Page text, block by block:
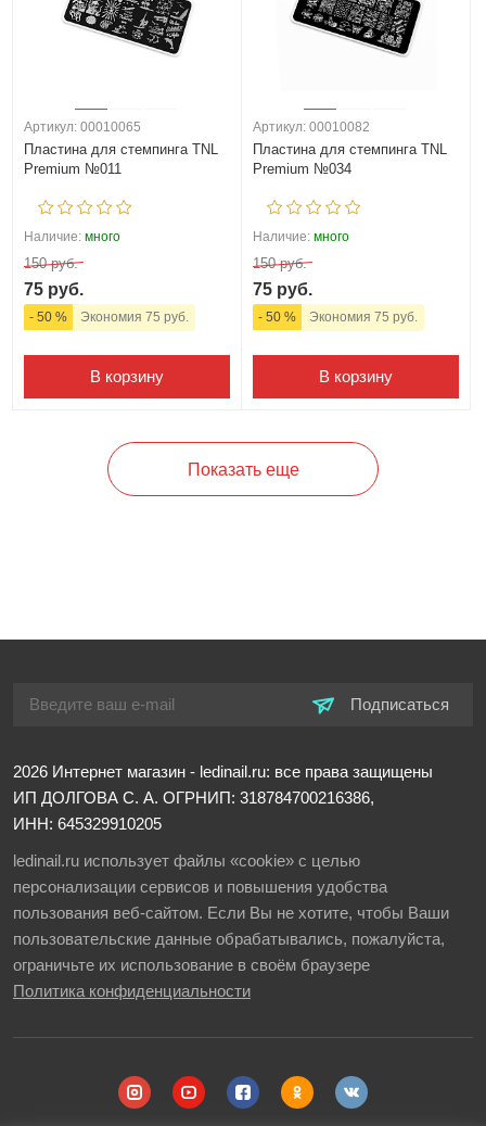
Артикул: 00010065
Пластина для стемпинга TNL
Premium №011
Наличие: много
150 руб.
75 руб.
- 50 % Экономия 75 руб.
В корзину
Артикул: 00010082
Пластина для стемпинга TNL
Premium №034
Наличие: много
150 руб.
75 руб.
- 50 % Экономия 75 руб.
В корзину
Показать еще
Подписаться
2026 Интернет магазин - ledinail.ru: все права защищены
ИП ДОЛГОВА С. А. ОГРНИП: 318784700216386,
ИНН: 645329910205
ledinail.ru использует файлы «cookie» с целью
персонализации сервисов и повышения удобства
пользования веб-сайтом. Если Вы не хотите, чтобы Ваши
пользовательские данные обрабатывались, пожалуйста,
ограничьте их использование в своём браузере
Политика конфиденциальности